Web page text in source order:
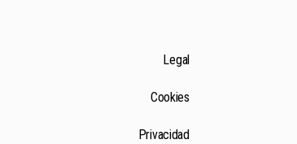
Legal
Cookies
Privacidad